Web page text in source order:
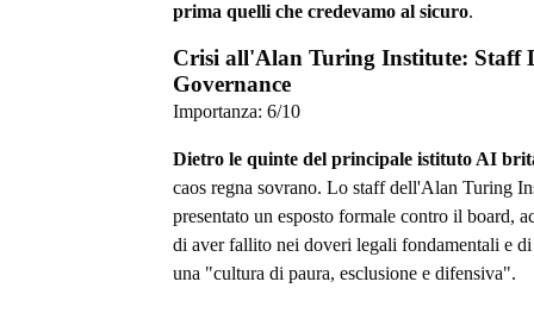
prima quelli che credevamo al sicuro.
Crisi all'Alan Turing Institute: Staff
Governance
Importanza: 6/10
Dietro le quinte del principale istituto AI
caos regna sovrano. Lo staff dell'Alan Turing
presentato un esposto formale contro il board,
di aver fallito nei doveri legali fondamentali e di
una "cultura di paura, esclusione e difensiva".